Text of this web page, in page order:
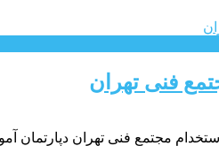
فنی تهران
مجتمع فنی تهران